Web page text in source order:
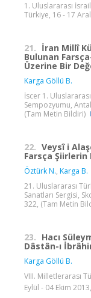
1. Uluslararası
Türkiye, 16 - 17
21. İran Millî
Bulunan
Üzerine Bir
Karga Göllü B.
İscer 1.
Sempozyumu,
(Tam Metin Bildiri)
22. Veysî i
Farsça Şiirlerin
Öztürk N., Karga B.
21. Uluslararası
Sanatları Sergisi,
322, (Tam Metin
23. Hacı
Dâstân-ı
Karga Göllü B.
VIII. Milletlerarası
Eylül - 04 Ekim